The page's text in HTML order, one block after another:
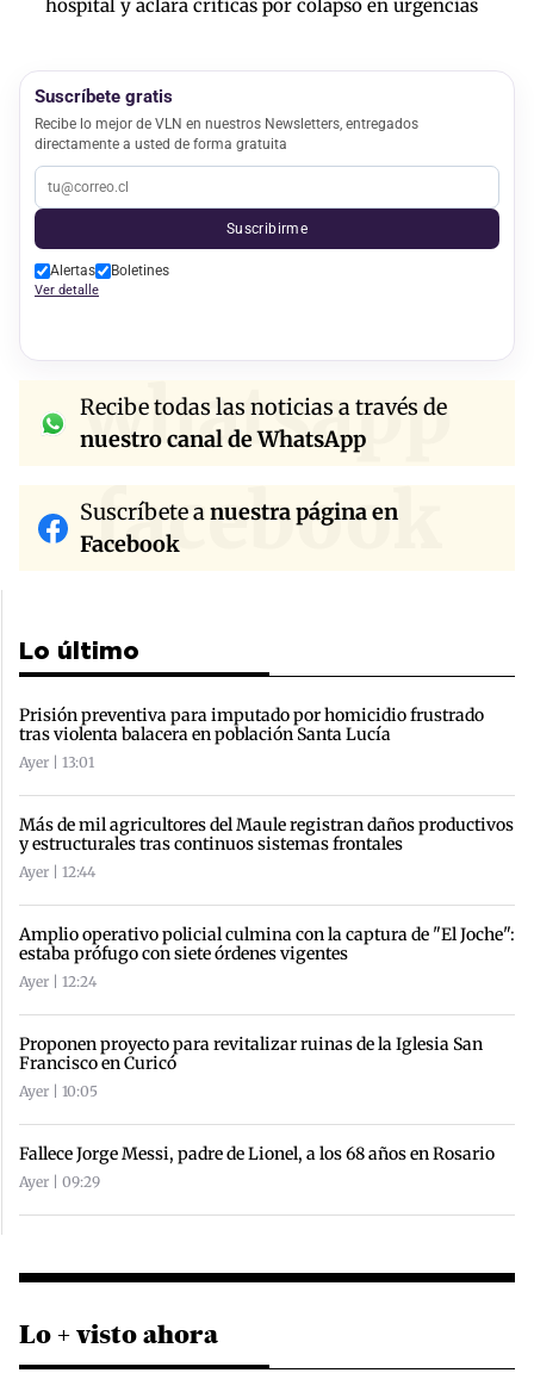
hospital y aclara críticas por colapso en urgencias
Suscríbete gratis
Recibe lo mejor de VLN en nuestros Newsletters, entregados
directamente a usted de forma gratuita
Suscribirme
Alertas Boletines
Ver detalle
whatsapp
Recibe todas las noticias a través de
nuestro canal de WhatsApp
facebook
Suscríbete anuestra página en
Facebook
Lo último
Prisión preventiva para imputado por homicidio frustrado
tras violenta balacera en población Santa Lucía
Ayer | 13:01
Más de mil agricultores del Maule registran daños productivos
y estructurales tras continuos sistemas frontales
Ayer | 12:44
Amplio operativo policial culmina con la captura de "El Joche":
estaba prófugo con siete órdenes vigentes
Ayer | 12:24
Proponen proyecto para revitalizar ruinas de la Iglesia San
Francisco en Curicó
Ayer | 10:05
Fallece Jorge Messi, padre de Lionel, a los 68 años en Rosario
Ayer | 09:29
Lo + visto ahora